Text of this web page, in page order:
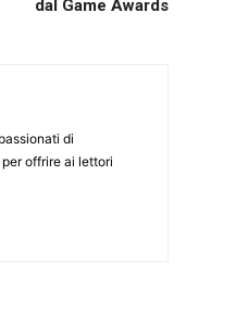
dal Game Awards
di
offrire ai lettori